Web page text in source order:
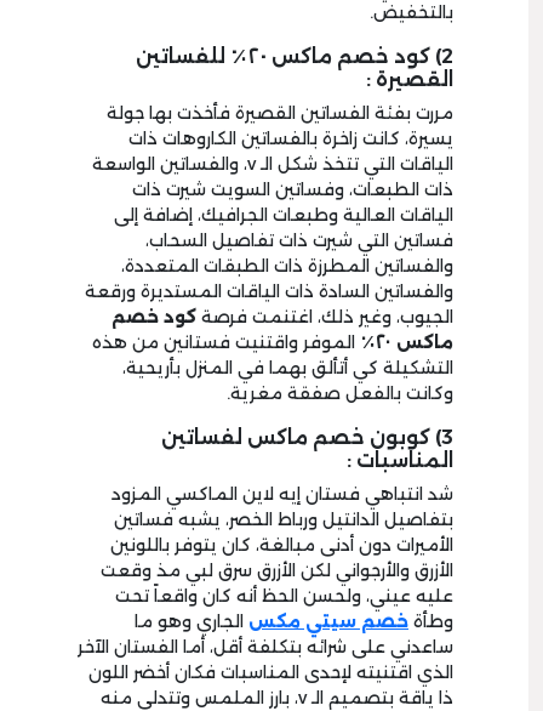
بالتخفيض.
2) كود خصم ماكس ٢٠٪ للفساتين
القصيرة :
مررت بفئة الفساتين القصيرة فأخذت بها جولة
يسيرة، كانت زاخرة بالفساتين الكاروهات ذات
الياقات التي تتخذ شكل الـ v، والفساتين الواسعة
ذات الطبعات، وفساتين السويت شيرت ذات
الياقات العالية وطبعات الجرافيك، إضافة إلى
فساتين التي شيرت ذات تفاصيل السحاب،
والفساتين المطرزة ذات الطبقات المتعددة،
والفساتين السادة ذات الياقات المستديرة ورقعة
الجيوب، وغير ذلك، اغتنمت فرصة كود خصم
ماكس ٢٠٪
الموفر واقتنيت فستانين من هذه
التشكيلة كي أتألق بهما في المنزل بأريحية،
وكانت بالفعل صفقة مغرية.
3) كوبون خصم ماكس لفساتين
المناسبات :
شد انتباهي فستان إيه لاين الماكسي المزود
بتفاصيل الدانتيل ورباط الخصر، يشبه فساتين
الأميرات دون أدنى مبالغة، كان يتوفر باللونين
الأزرق والأرجواني لكن الأزرق سرق لبي مذ وقعت
عليه عيني، ولحسن الحظ أنه كان واقعاً تحت
وطأة خصم سيتي مكس الجاري وهو ما
ساعدني على شرائه بتكلفة أقل، أما الفستان الآخر
الذي اقتنيته لإحدى المناسبات فكان أخضر اللون
ذا ياقة بتصميم الـ v، بارز الملمس وتتدلى منه